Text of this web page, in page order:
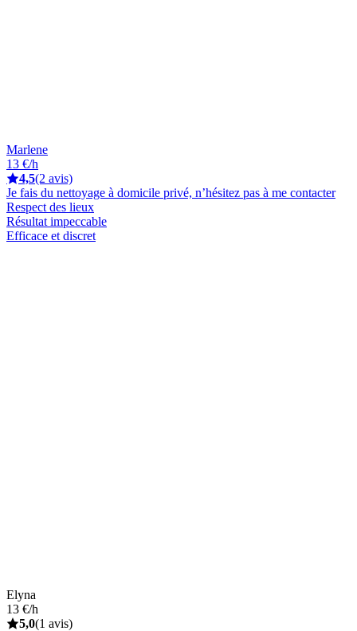
Marlene
13 €/h
4,5(2 avis)
Je fais du nettoyage à domicile privé, n’hésitez pas à me contacter
Respect des lieux
Résultat impeccable
Efficace et discret
Elyna
13 €/h
5,0(1 avis)